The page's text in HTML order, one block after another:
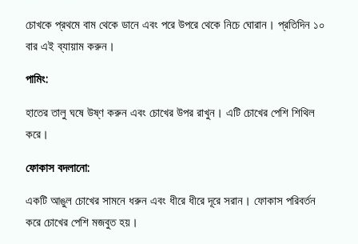
চোখকে প্রথমে বাম থেকে ডানে এবং পরে উপরে থেকে নিচে ঘোরান। প্রতিদিন ১০
বার এই ব্যায়াম করুন।
পামিং:
হাতের তালু ঘষে উষ্ণ করুন এবং চোখের উপর রাখুন। এটি চোখের পেশি শিথিল
করে।
ফোকাস বদলানো:
একটি আঙুল চোখের সামনে ধরুন এবং ধীরে ধীরে দূরে সরান। ফোকাস পরিবর্তন
করে চোখের পেশি মজবুত হয়।